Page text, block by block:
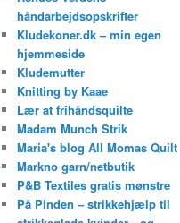
håndarbejdsopskrifter
Kludekoner.dk – min egen
hjemmeside
Kludemutter
Knitting by Kaae
Lær at frihåndsquilte
Madam Munch Strik
Maria's blog All Momas Quilt
Markno garn/netbutik
P&B Textiles gratis mønstre
På Pinden – strikkehjælp til